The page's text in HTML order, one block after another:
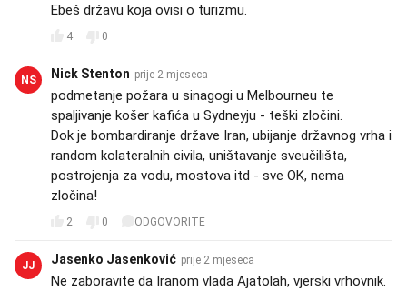
Ebeš državu koja ovisi o turizmu.
4 0
NS Nick Stenton prije 2 mjeseca
podmetanje požara u sinagogi u Melbourneu te
spaljivanje košer kafića u Sydneyju - teški zločini.
Dok je bombardiranje države Iran, ubijanje državnog vrha i
random kolateralnih civila, uništavanje sveučilišta,
postrojenja za vodu, mostova itd - sve OK, nema
zločina!
2 0 ODGOVORITE
JJ Jasenko Jasenković prije 2 mjeseca
Ne zaboravite da Iranom vlada Ajatolah, vjerski vrhovnik.